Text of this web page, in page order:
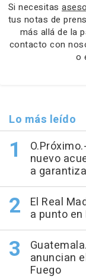
Si necesitas
tus notas de
más allá de la
contacto con
o
Lo más leído
nuevo
a
El Real
a punto
anuncian
Fuego